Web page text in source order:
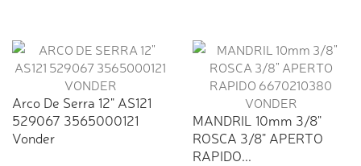
Arco De Serra 12" AS121
529067 3565000121
Vonder
MANDRIL 10mm 3/8"
ROSCA 3/8" APERTO
RAPIDO...